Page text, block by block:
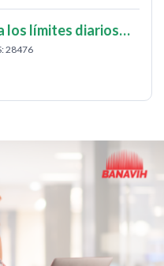
los límites diarios…
28476